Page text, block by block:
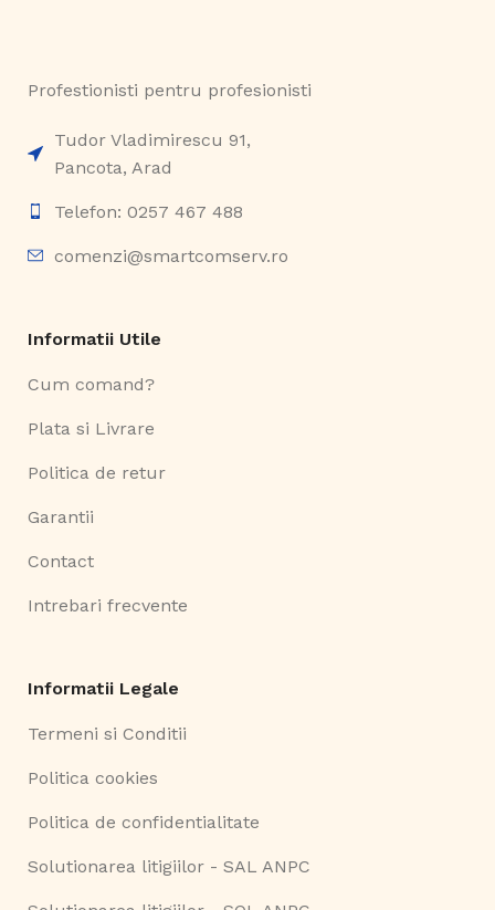
Profestionisti pentru profesionisti
Tudor Vladimirescu 91,
Pancota, Arad
Telefon: 0257 467 488
comenzi@smartcomserv.ro
Informatii Utile
Cum comand?
Plata si Livrare
Politica de retur
Garantii
Contact
Intrebari frecvente
Informatii Legale
Termeni si Conditii
Politica cookies
Politica de confidentialitate
Solutionarea litigiilor - SAL ANPC